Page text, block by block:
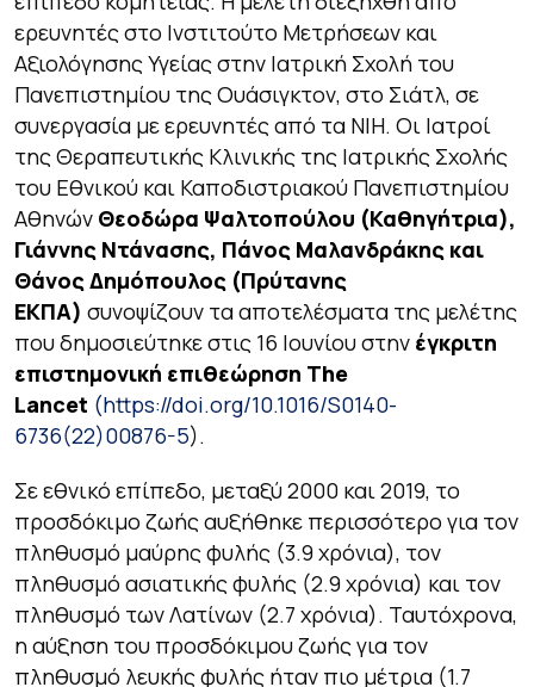
ερευνητές στο Ινστιτούτο Μετρήσεων και
Αξιολόγησης Υγείας στην Ιατρική Σχολή του
Πανεπιστημίου της Ουάσιγκτον, στο Σιάτλ, σε
συνεργασία με ερευνητές από τα NIH. Οι Ιατροί
της Θεραπευτικής Κλινικής της Ιατρικής Σχολής
του Εθνικού και Καποδιστριακού Πανεπιστημίου
Αθηνών Θεοδώρα Ψαλτοπούλου (Καθηγήτρια),
Γιάννης Ντάνασης, Πάνος Μαλανδράκης και
Θάνος Δημόπουλος (Πρύτανης
ΕΚΠΑ) συνοψίζουν τα αποτελέσματα της μελέτης
που δημοσιεύτηκε στις 16 Ιουνίου στην έγκριτη
επιστημονική επιθεώρηση The
Lancet (https://doi.org/10.1016/S0140-
6736(22)00876-5).
Σε εθνικό επίπεδο, μεταξύ 2000 και 2019, το
προσδόκιμο ζωής αυξήθηκε περισσότερο για τον
πληθυσμό μαύρης φυλής (3.9 χρόνια), τον
πληθυσμό ασιατικής φυλής (2.9 χρόνια) και τον
πληθυσμό των Λατίνων (2.7 χρόνια). Ταυτόχρονα,
η αύξηση του προσδόκιμου ζωής για τον
πληθυσμό λευκής φυλής ήταν πιο μέτρια (1.7